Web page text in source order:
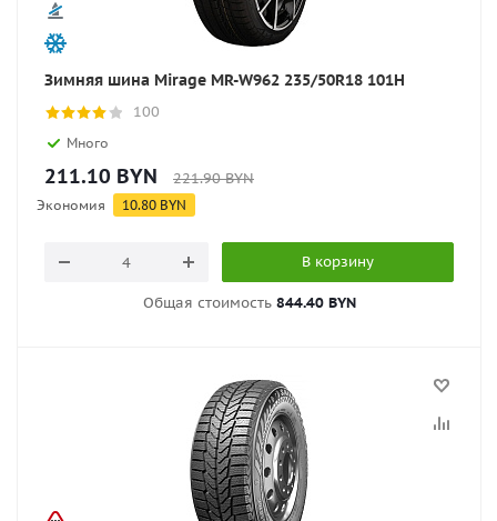
Зимняя шина Mirage MR-W962 235/50R18 101H
100
Много
211.10 BYN 221.90BYN
Экономия 10.80 BYN
В корзину
Общая стоимость 844.40 BYN